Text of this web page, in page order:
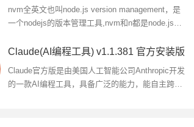
nvm全英文也叫node.js version management，是
一个nodejs的版本管理工具,nvm和n都是node.js版
现象可以通过它可以安装和切换...
Claude(AI编程工具) v1.1.381 官方安装版
Claude官方版是由美国人工智能公司Anthropic开发
的一款AI编程工具，具备广泛的能力，能自主跨文